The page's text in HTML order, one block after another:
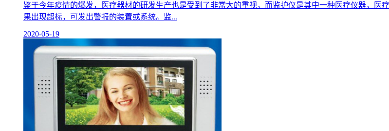
鉴于今年疫情的爆发，医疗器材的研发生产也是受到了非常大的重视，而监护仪是其中一种医疗仪器，医
果出现超标，可发出警报的装置或系统。监...
2020-05-19